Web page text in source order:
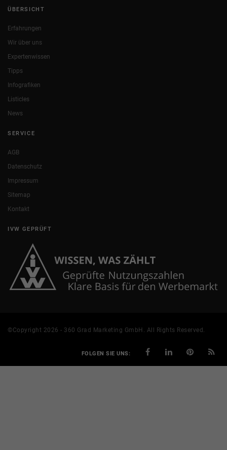
ÜBERSICHT
Erfahrungen
Wir über uns
Expertenwissen
Tipps
Infografiken
Listicles
News
SERVICE
AGB
Datenschutz
Impressum
Sitemap
Kontakt
IVW GEPRÜFT
©Copyright 2026 - 360 Grad Marketing GmbH. All Rights Reserved.
FOLGEN SIE UNS: